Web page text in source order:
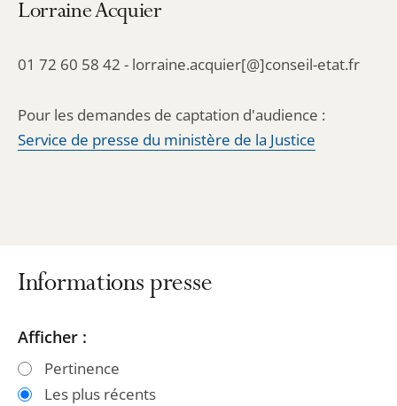
Lorraine Acquier
01 72 60 58 42 - lorraine.acquier[@]conseil-etat.fr
Pour les demandes de captation d'audience :
Service de presse du ministère de la Justice
Informations presse
Passer
les
filtres
Passer
les
filtres
Afficher :
Pertinence
Les plus récents